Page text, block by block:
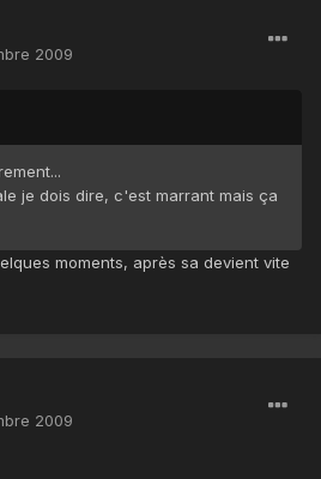
2009
je dois dire, c'est marrant mais ça
moments, après sa devient vite
2009